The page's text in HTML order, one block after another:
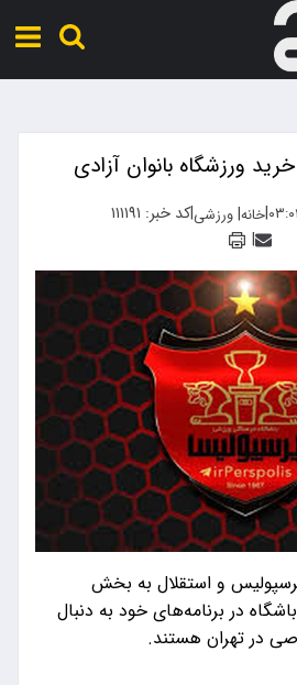
ورزشگاه بانوان آزادی
|خانه|ورزشی|کد خبر: ۱۱۱۱۹۱
|
و استقلال به بخش
در برنامه‌های خود به دنبال
در تهران هستند.